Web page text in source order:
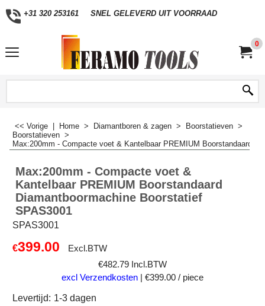
+31 320 253161 SNEL GELEVERD UIT VOORRAAD
0
<< Vorige Home > Diamantboren & zagen > Boorstatieven >
Boorstatieven >
Max:200mm - Compacte voet & Kantelbaar PREMIUM Boorstandaard
Max:200mm - Compacte voet &
Kantelbaar PREMIUM Boorstandaard
Diamantboormachine Boorstatief
SPAS3001
SPAS3001
€399.00
Excl.BTW
€482.79 Incl.BTW
excl Verzendkosten
€399.00 / piece
Levertijd: 1-3 dagen